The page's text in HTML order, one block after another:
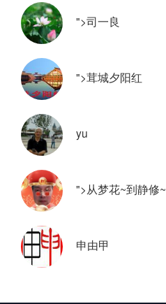
">司一良
">茸城夕阳红
yu
">从梦花~到静修~
申由甲